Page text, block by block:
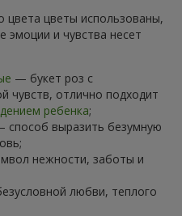
цвета цветы использованы,
эмоции и чувства несет
— букет роз с
чувств, отлично подходит
ребенка;
способ выразить безумную
нежности, заботы и
любви, теплого